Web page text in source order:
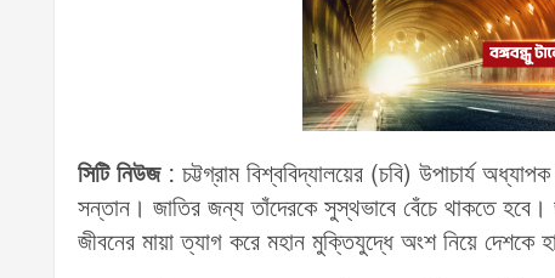
সিটি নিউজ: চট্টগ্রাম বিশ্ববিদ্যালয়ের (চবি) উপাচার্য
সন্তান। জাতির জন্য তাঁদেরকে সুস্থভাবে বেঁচে থাকতে হবে।
জীবনের মায়া ত্যাগ করে মহান মুক্তিযুদ্ধে অংশ নিয়ে দেশকে